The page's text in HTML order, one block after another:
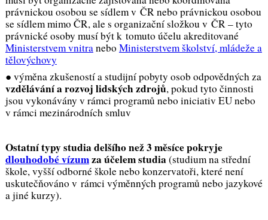
právnickou osobou se sídlem v ČR nebo právnickou osobou
se sídlem mimo ČR, ale s organizační složkou v ČR – tyto
právnické osoby musí být k tomuto účelu akreditované
Ministerstvem vnitranebo Ministerstvem školství, mládeže a
tělovýchovy
● výměna zkušeností a studijní pobyty osob odpovědných za
vzdělávání a rozvoj lidských zdrojů, pokud tyto činnosti
jsou vykonávány v rámci programů nebo iniciativ EU nebo
v rámci mezinárodních smluv
Ostatní typy studia delšího než 3 měsíce pokryje
dlouhodobé vízumza účelem studia (studium na střední
škole, vyšší odborné škole nebo konzervatoři, které není
uskutečňováno v rámci výměnných programů nebo jazykové
a jiné kurzy).